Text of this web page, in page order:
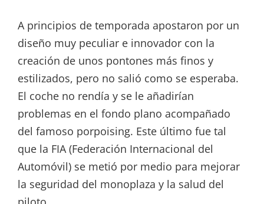
A principios de temporada apostaron por un
diseño muy peculiar e innovador con la
creación de unos pontones más finos y
estilizados, pero no salió como se esperaba.
El coche no rendía y se le añadirían
problemas en el fondo plano acompañado
del famoso porpoising. Este último fue tal
que la FIA (Federación Internacional del
Automóvil) se metió por medio para mejorar
la seguridad del monoplaza y la salud del